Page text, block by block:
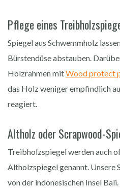
Pflege eines
Spiegel aus Schwemmholz
Bürstendüse abstauben.
Holzrahmen mitWood protect
das Holz weniger empfindlich
reagiert.
Altholz oder Scrapwood-
Treibholzspiegel werden auch
Altholzspiegel genannt. Unsere
von der indonesischen Insel